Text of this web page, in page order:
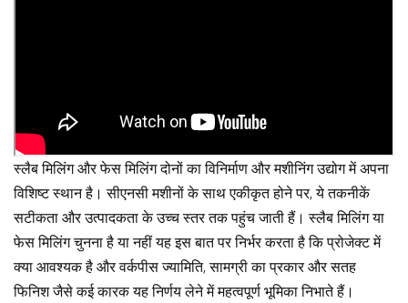
स्लैब मिलिंग और फेस मिलिंग दोनों का विनिर्माण और मशीनिंग उद्योग में अपना
विशिष्ट स्थान है। सीएनसी मशीनों के साथ एकीकृत होने पर, ये तकनीकें
सटीकता और उत्पादकता के उच्च स्तर तक पहुंच जाती हैं। स्लैब मिलिंग या
फेस मिलिंग चुनना है या नहीं यह इस बात पर निर्भर करता है कि प्रोजेक्ट में
क्या आवश्यक है और वर्कपीस ज्यामिति, सामग्री का प्रकार और सतह
फिनिश जैसे कई कारक यह निर्णय लेने में महत्वपूर्ण भूमिका निभाते हैं।